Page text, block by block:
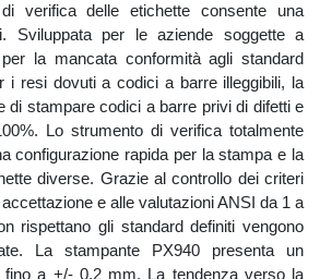
verifica delle etichette consente una
Sviluppata per le aziende soggette a
la mancata conformità agli standard
i resi dovuti a codici a barre illeggibili, la
di stampare codici a barre privi di difetti e
Lo strumento di verifica totalmente
configurazione rapida per la stampa e la
diverse. Grazie al controllo dei criteri
e alle valutazioni ANSI da 1 a
rispettano gli standard definiti vengono
La stampante PX940 presenta un
fino a +/- 0,2 mm. La tendenza verso la